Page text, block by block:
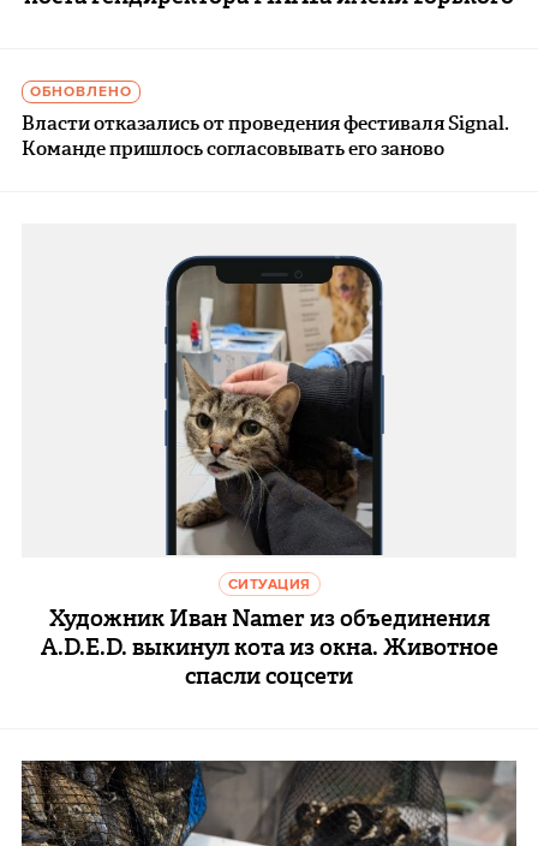
ОБНОВЛЕНО
Власти отказались от проведения фестиваля Signal.
Команде пришлось согласовывать его заново
СИТУАЦИЯ
Художник Иван Namer из объединения
A.D.E.D. выкинул кота из окна. Животное
спасли соцсети